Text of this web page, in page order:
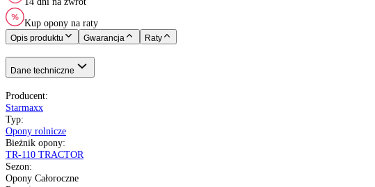
Starmaxx
Opony Całoroczne
380/70 R20
132 - 2000 kg
A8 do 40 km/h
Nie
Opony radialne
pełna specyfikacja
Transport gratis
Szybka wysyłka